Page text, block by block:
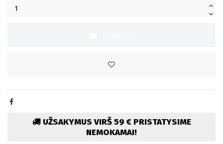
UŽSAKYMUS VIRŠ 59 € PRISTATYSIME
NEMOKAMAI!